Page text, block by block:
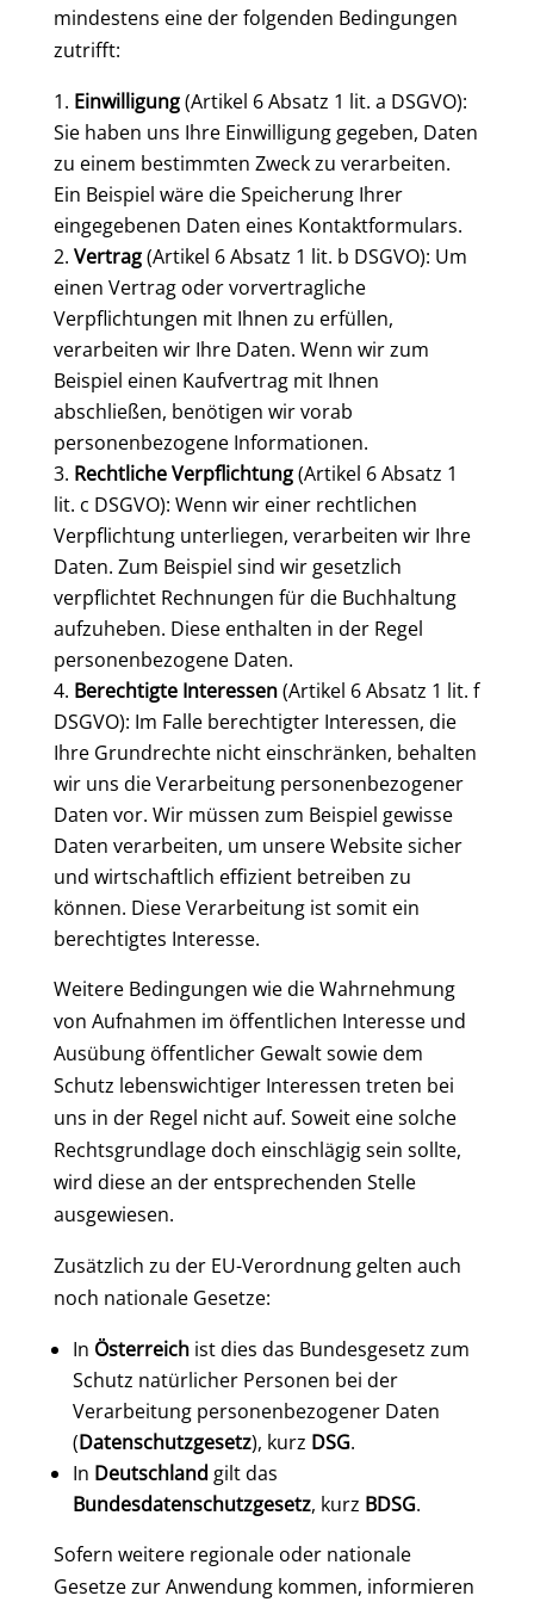
mindestens eine der folgenden Bedingungen
zutrifft:
Einwilligung(Artikel 6 Absatz 1 lit. a DSGVO):
Sie haben uns Ihre Einwilligung gegeben, Daten
zu einem bestimmten Zweck zu verarbeiten.
Ein Beispiel wäre die Speicherung Ihrer
eingegebenen Daten eines Kontaktformulars.
Vertrag(Artikel 6 Absatz 1 lit. b DSGVO): Um
einen Vertrag oder vorvertragliche
Verpflichtungen mit Ihnen zu erfüllen,
verarbeiten wir Ihre Daten. Wenn wir zum
Beispiel einen Kaufvertrag mit Ihnen
abschließen, benötigen wir vorab
personenbezogene Informationen.
Rechtliche Verpflichtung(Artikel 6 Absatz 1
lit. c DSGVO): Wenn wir einer rechtlichen
Verpflichtung unterliegen, verarbeiten wir Ihre
Daten. Zum Beispiel sind wir gesetzlich
verpflichtet Rechnungen für die Buchhaltung
aufzuheben. Diese enthalten in der Regel
personenbezogene Daten.
Berechtigte Interessen(Artikel 6 Absatz 1 lit. f
DSGVO): Im Falle berechtigter Interessen, die
Ihre Grundrechte nicht einschränken, behalten
wir uns die Verarbeitung personenbezogener
Daten vor. Wir müssen zum Beispiel gewisse
Daten verarbeiten, um unsere Website sicher
und wirtschaftlich effizient betreiben zu
können. Diese Verarbeitung ist somit ein
berechtigtes Interesse.
Weitere Bedingungen wie die Wahrnehmung
von Aufnahmen im öffentlichen Interesse und
Ausübung öffentlicher Gewalt sowie dem
Schutz lebenswichtiger Interessen treten bei
uns in der Regel nicht auf. Soweit eine solche
Rechtsgrundlage doch einschlägig sein sollte,
wird diese an der entsprechenden Stelle
ausgewiesen.
Zusätzlich zu der EU-Verordnung gelten auch
noch nationale Gesetze:
In Österreichist dies das Bundesgesetz zum
Schutz natürlicher Personen bei der
Verarbeitung personenbezogener Daten
(Datenschutzgesetz), kurz DSG.
In Deutschland gilt das
Bundesdatenschutzgesetz, kurz BDSG.
Sofern weitere regionale oder nationale
Gesetze zur Anwendung kommen, informieren